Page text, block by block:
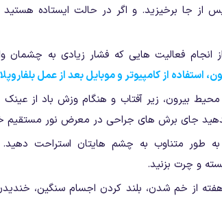
از جا برخیزید. و اگر در حالت ایستاده
انجام فعالیت هایی که فشار زیادی به چشمان
استفاده از کامپیوتر و موبایل بعد از عمل
بیرون، زیر آفتاب و هنگام وزش باد از
ندهید جای برش های جراحی در معرض نور مستقیم
طور متناوب به چشم هایتان استراحت
و چرت بزنید.
از خم شدن، بلند کردن اجسام سنگین،